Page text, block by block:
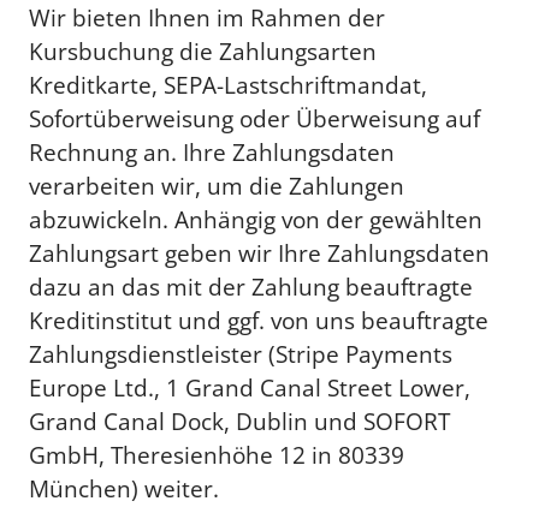
Wir bieten Ihnen im Rahmen der
Kursbuchung die Zahlungsarten
Kreditkarte, SEPA-Lastschriftmandat,
Sofortüberweisung oder Überweisung auf
Rechnung an. Ihre Zahlungsdaten
verarbeiten wir, um die Zahlungen
abzuwickeln. Anhängig von der gewählten
Zahlungsart geben wir Ihre Zahlungsdaten
dazu an das mit der Zahlung beauftragte
Kreditinstitut und ggf. von uns beauftragte
Zahlungsdienstleister (Stripe Payments
Europe Ltd., 1 Grand Canal Street Lower,
Grand Canal Dock, Dublin und SOFORT
GmbH, Theresienhöhe 12 in 80339
München) weiter.